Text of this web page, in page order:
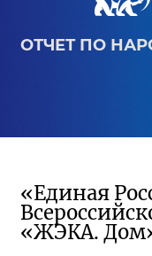
ОТЧЕТ ПО
«Единая
«ЖЭКА.